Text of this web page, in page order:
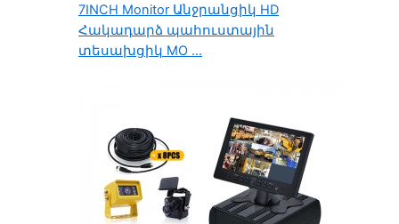
7INCH Monitor Անջրանցիկ HD
Հակադարձ պահուստային
տեսախցիկ MO ...